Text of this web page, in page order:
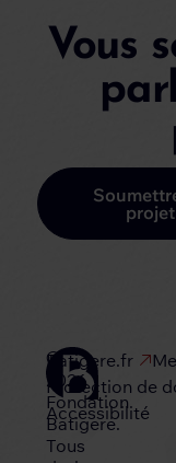
Vous
projet
©
2026
Fondation
Batigere.
Tous
Batigere.fr
Protection de
Accessibilité